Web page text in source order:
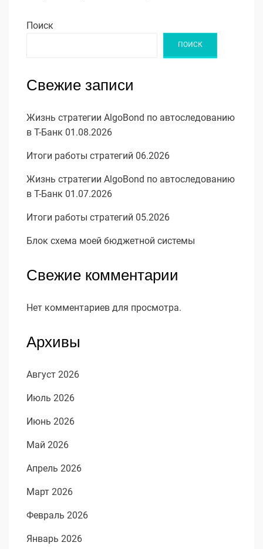
Поиск
ПОИСК
Свежие записи
Жизнь стратегии AlgoBond по автоследованию
в Т-Банк 01.08.2026
Итоги работы стратегий 06.2026
Жизнь стратегии AlgoBond по автоследованию
в Т-Банк 01.07.2026
Итоги работы стратегий 05.2026
Блок схема моей бюджетной системы
Свежие комментарии
Нет комментариев для просмотра.
Архивы
Август 2026
Июль 2026
Июнь 2026
Май 2026
Апрель 2026
Март 2026
Февраль 2026
Январь 2026